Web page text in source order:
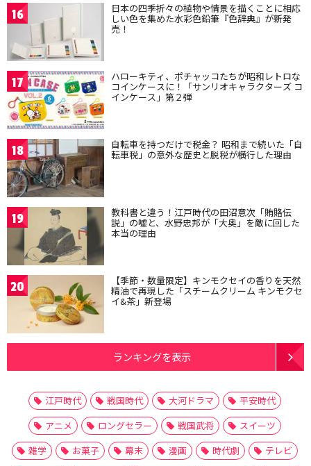
16 日本の四季折々の植物や情景を描くことに相応
しい色を集めた水彩色鉛筆『色辞典』が新発
売！
17 ハローキティ、ポチャッコたちが昭和レトロな
コインケースに！「サンリオキャラクターズ コ
インケース」第２弾
18 自転車を持つだけで税金？ 昭和まで続いた「自
転車税」の意外な歴史と脱税が横行した理由
19 教科書と違う！江戸時代の田沼意次「賄賂伝
説」の嘘と、水野忠邦が「大奥」を敵に回した
本当の理由
20 【季節・数量限定】キンモクセイの香りを天然
精油で再現した「スチームクリーム キンモクセ
イ&茶」新登場
ランキングを表示
江戸時代 戦国時代 大河ドラマ
平安時代
アニメ
ロングセラー 戦国武将
スイーツ
雑学
お菓子 幕末 漫画 時代劇
テレビ